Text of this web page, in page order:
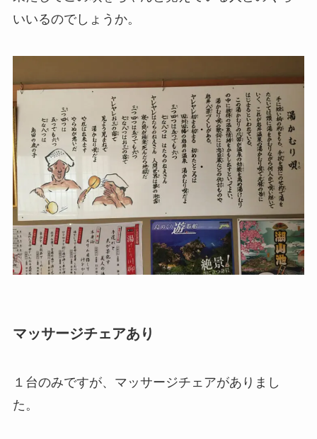
いいるのでしょうか。
マッサージチェアあり
１台のみですが、マッサージチェアがありまし
た。